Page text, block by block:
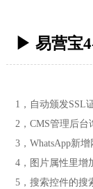
▶ 易营宝
1，自动颁发SSL
2， CMS管理后台
3，WhatsApp新
4， 图片属性里增
5，搜索控件的搜